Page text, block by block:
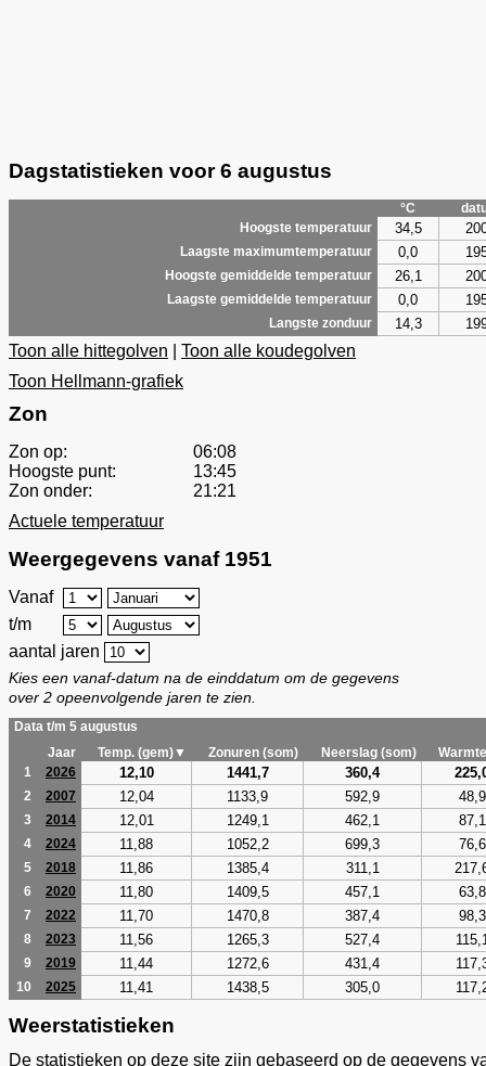
Dagstatistieken voor 6 augustus
°C
Hoogste temperatuur
34,5
Laagste maximumtemperatuur 0,0
Hoogste gemiddelde temperatuur 26,1
Laagste gemiddelde temperatuur 0,0
Langste zonduur 14,3
Toon alle hittegolven
Toon alle koudegolven
Toon Hellmann-grafiek
Zon
Zon op:
06:08
Hoogste punt:
13:45
Zon onder:
21:21
Actuele temperatuur
Weergegevens vanaf 1951
Vanaf
t/m
aantal jaren
Kies een vanaf-datum na de einddatum om de gegevens
over 2 opeenvolgende jaren te zien.
Data t/m 5 augustus
Jaar
Temp. (gem)▼ Zonuren (som) Neerslag (som)
1
2026 12,10 1441,7 360,4
2 2007 12,04 1133,9 592,9 48,9
3 2014 12,01 1249,1 462,1 87,1
4 2024 11,88 1052,2 699,3 76,6
5 2018 11,86 1385,4 311,1
6 2020 11,80 1409,5 457,1 63,8
7 2022 11,70 1470,8 387,4 98,3
8 2023 11,56 1265,3 527,4
9 2019 11,44 1272,6 431,4
10 2025 11,41 1438,5 305,0
Weerstatistieken
De statistieken op deze site zijn gebaseerd op de gegevens